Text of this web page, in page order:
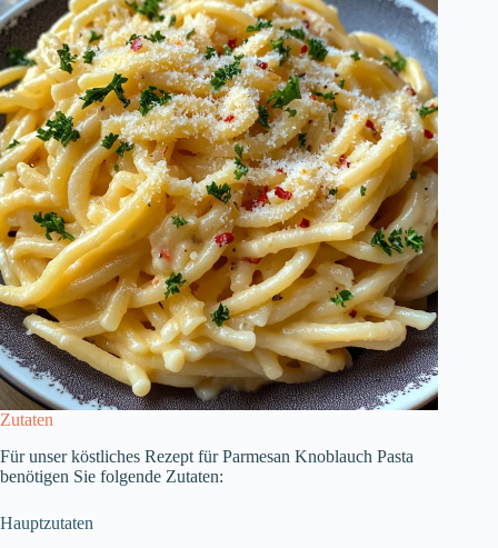
Zutaten
Für unser köstliches Rezept für Parmesan Knoblauch Pasta
benötigen Sie folgende Zutaten:
Hauptzutaten